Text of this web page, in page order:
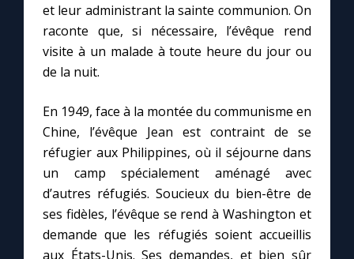
et leur administrant la sainte communion. On
raconte que, si nécessaire, l’évêque rend
visite à un malade à toute heure du jour ou
de la nuit.
En 1949, face à la montée du communisme en
Chine, l’évêque Jean est contraint de se
réfugier aux Philippines, où il séjourne dans
un camp spécialement aménagé avec
d’autres réfugiés. Soucieux du bien-être de
ses fidèles, l’évêque se rend à Washington et
demande que les réfugiés soient accueillis
aux États-Unis. Ses demandes, et bien sûr